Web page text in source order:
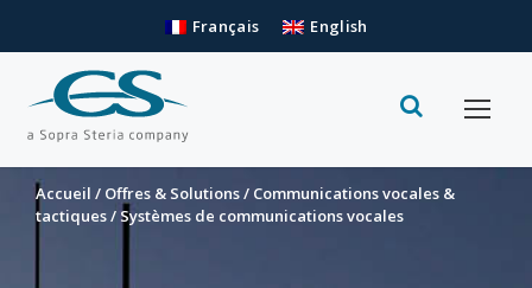
Français English
Accueil / Offres & Solutions/ Communications vocales &
tactiques/ Systèmes de communications vocales